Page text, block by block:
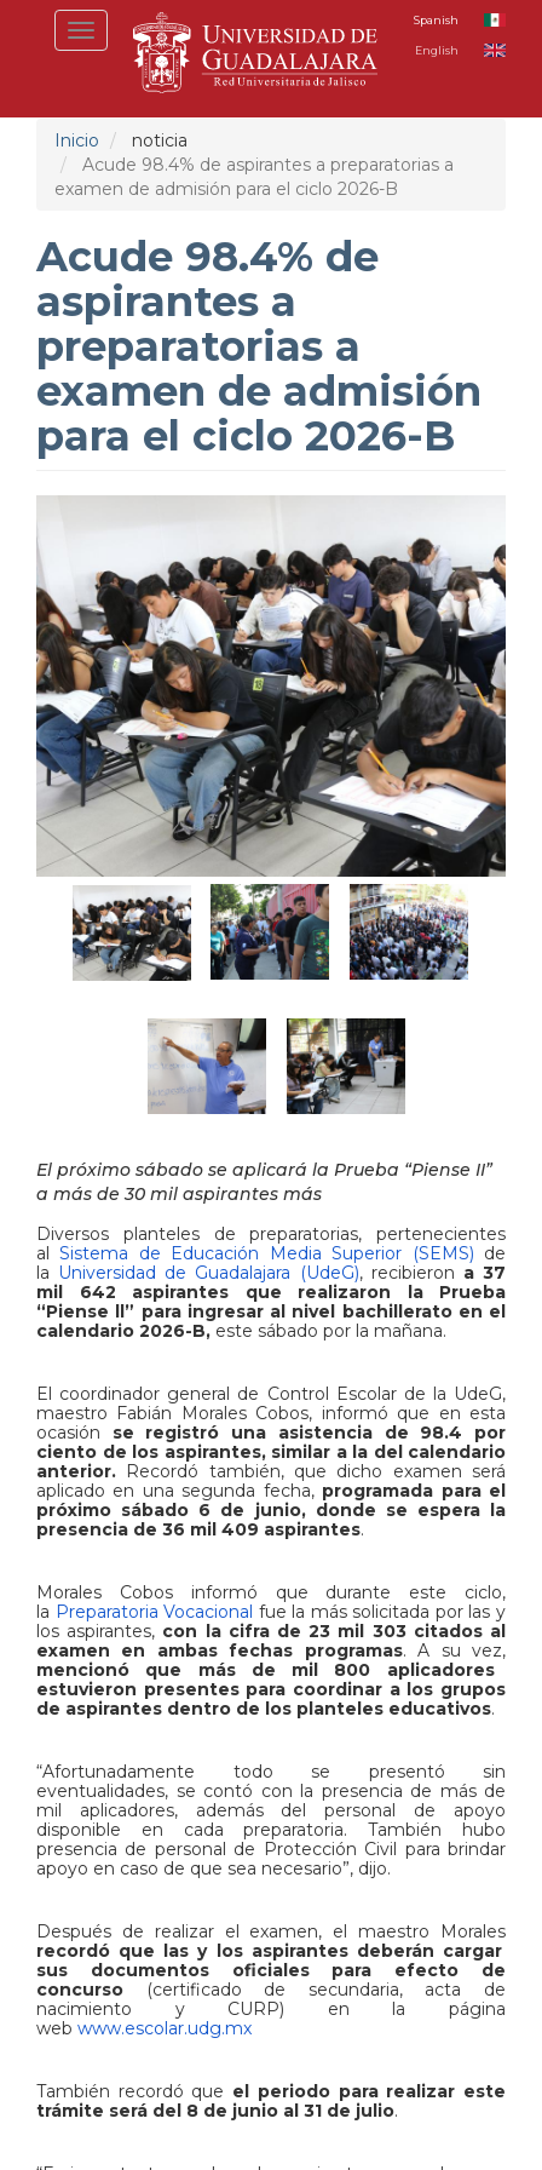
Toggle
navigation
Spanish
English
Inicio
noticia
Acude 98.4% de aspirantes a preparatorias a
examen de admisión para el ciclo 2026-B
Acude 98.4% de
aspirantes a
preparatorias a
examen de admisión
para el ciclo 2026-B
El próximo sábado se aplicará la Prueba “Piense II”
a más de 30 mil aspirantes más
Diversos planteles de preparatorias, pertenecientes
alSistema de Educación Media Superior (SEMS) de
la Universidad de Guadalajara (UdeG), recibieron a 37
mil 642 aspirantes que realizaron la Prueba
“Piense ll” para ingresar al nivel bachillerato en el
calendario 2026-B, este sábado por la mañana.
El coordinador general de Control Escolar de la UdeG,
maestro Fabián Morales Cobos, informó que en esta
ocasión se registró una asistencia de 98.4 por
ciento de los aspirantes, similar a la del calendario
anterior. Recordó también, que dicho examen será
aplicado en una segunda fecha, programada para el
próximo sábado 6 de junio, donde se espera la
presencia de 36 mil 409 aspirantes.
Morales Cobos informó que durante este ciclo,
la Preparatoria Vocacional fue la más solicitada por las y
los aspirantes, con la cifra de 23 mil 303 citados al
examen en ambas fechas programas. A su vez,
mencionó que más de mil 800 aplicadores
estuvieron presentes para coordinar a los grupos
de aspirantes dentro de los planteles educativos.
“Afortunadamente todo se presentó sin
eventualidades, se contó con la presencia de más de
mil aplicadores, además del personal de apoyo
disponible en cada preparatoria. También hubo
presencia de personal de Protección Civil para brindar
apoyo en caso de que sea necesario”, dijo.
Después de realizar el examen, el maestro Morales
recordó que las y los aspirantes deberán cargar
sus documentos oficiales para efecto de
concurso (certificado de secundaria, acta de
nacimiento y CURP) en la página
web www.escolar.udg.mx
También recordó que el periodo para realizar este
trámite será del 8 de junio al 31 de julio.